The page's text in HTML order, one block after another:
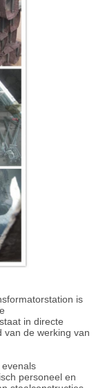
is
in directe
van de werking van
personeel en